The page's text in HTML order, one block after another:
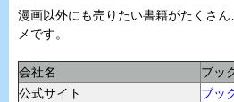
漫画以外にも売りたい書籍がたくさ
メです。
会社名
ブッ
公式サイト
ブッ